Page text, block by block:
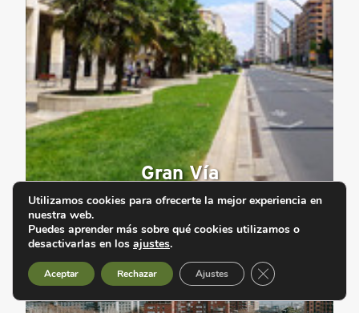
Gran Vía
Utilizamos cookies para ofrecerte la mejor experiencia en
nuestra web.
Puedes aprender más sobre qué cookies utilizamos o
desactivarlas en los ajustes.
Aceptar Rechazar Ajustes Cerrar el banner